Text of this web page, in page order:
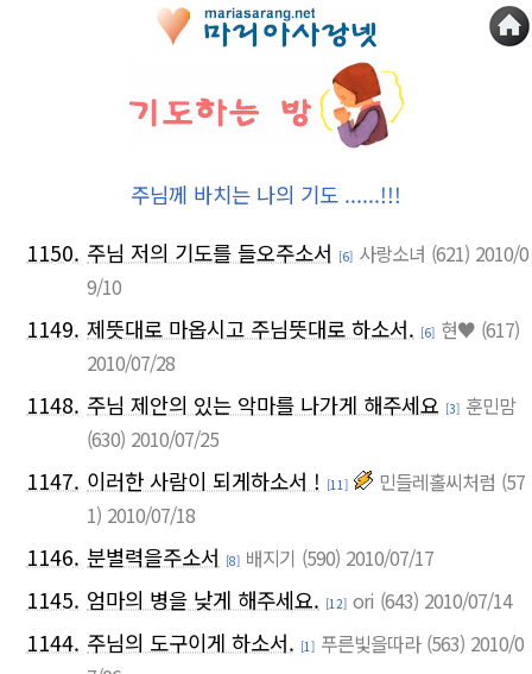
주님께 바치는 나의 기도 ......!!!
1150. 주님 저의 기도를 들오주소서 [6] 사랑소녀 (621) 2010/0
9/10
1149. 제뜻대로 마옵시고 주님뜻대로 하소서. [6] 현♥ (617)
2010/07/28
1148. 주님 제안의 있는 악마를 나가게 해주세요 [3] 훈민맘
(630) 2010/07/25
1147. 이러한 사람이 되게하소서 ! [11] 민들레홀씨처럼 (57
1) 2010/07/18
1146. 분별력을주소서 [8] 배지기 (590) 2010/07/17
1145. 엄마의 병을 낮게 해주세요. [12] ori (643) 2010/07/14
1144. 주님의 도구이게 하소서. [1] 푸른빛을따라 (563) 2010/0